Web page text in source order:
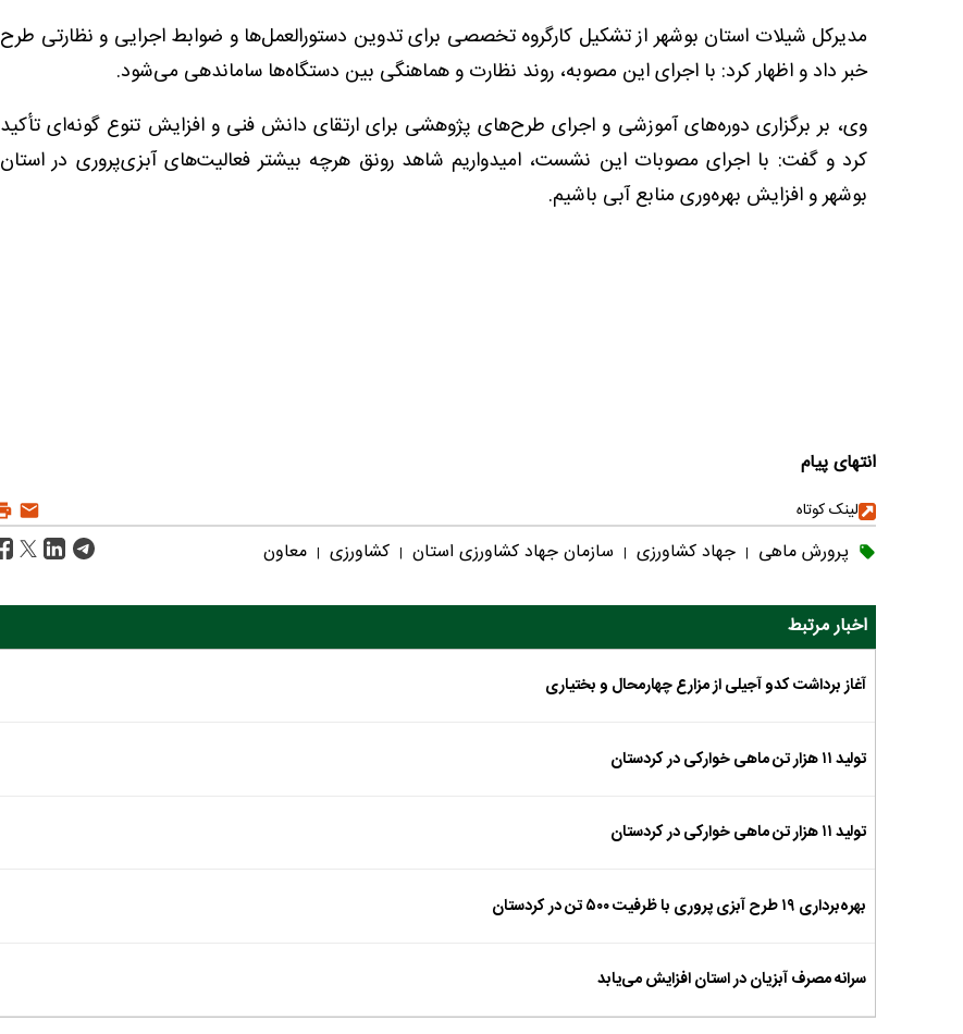
مدیرکل شیلات استان بوشهر از تشکیل کارگروه تخصصی برای تدوین دستورالعمل‌ها و ضوابط اجرایی و نظارتی طرح
خبر داد و اظهار کرد: با اجرای این مصوبه، روند نظارت و هماهنگی بین دستگاه‌ها ساماندهی می‌شود.
وی، بر برگزاری دوره‌های آموزشی و اجرای طرح‌های پژوهشی برای ارتقای دانش فنی و افزایش تنوع گونه‌ای تأکید
کرد و گفت: با اجرای مصوبات این نشست، امیدواریم شاهد رونق هرچه بیشتر فعالیت‌های آبزی‌پروری در استان
بوشهر و افزایش بهره‌وری منابع آبی باشیم.
انتهای پیام
لینک کوتاه
پرورش ماهی | جهاد کشاورزی | سازمان جهاد کشاورزی استان | کشاورزی | معاون
اخبار مرتبط
آغاز برداشت کدو آجیلی از مزارع چهارمحال و بختیاری
تولید ۱۱ هزار تن ماهی خوارکی در کردستان
تولید ۱۱ هزار تن ماهی خوارکی در کردستان
بهره‌برداری ۱۹ طرح آبزی پروری با ظرفیت ۵۰۰ تن در کردستان
سرانه مصرف آبزیان در استان افزایش می‌یابد